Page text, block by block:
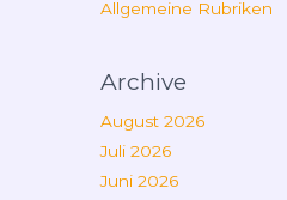
Allgemeine Rubriken
Archive
August 2026
Juli 2026
Juni 2026